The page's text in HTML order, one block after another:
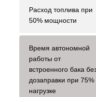
Расход топлива при
50% мощности
Время автономной
работы от
встроенного бака
дозаправки при 75%
нагрузке